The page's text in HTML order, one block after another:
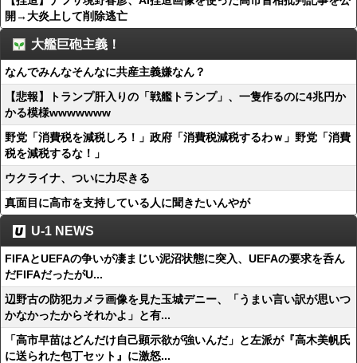
開→大炎上して削除逃亡
大艦巨砲主義！
なんでみんなそんなに共産主義嫌なん？
【悲報】トランプ肝入りの「戦艦トランプ」、一隻作るのに4兆円か
かる模様wwwwwww
野党「消費税を減税しろ！」政府「消費税減税するわｗ」野党「消費
税を減税するな！」
ウクライナ、ついに力尽きる
真面目に高市を支持している人に聞きたいんやが
U-1 NEWS
FIFAとUEFAの争いが凄まじい泥沼状態に突入、UEFAの要求を呑ん
だFIFAだったがU...
辺野古の防犯カメラ画像を見た玉城デニー、「うまい言い訳が思いつ
かなかったからそれかよ」と有...
「高市早苗はどんだけ自己顕示欲が強いんだ」と左派が『高木美帆氏
に送られた包丁セット』に激怒...